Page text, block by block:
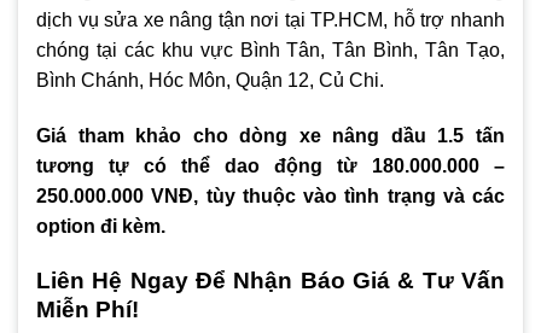
dịch vụ sửa xe nâng tận nơi tại TP.HCM, hỗ trợ nhanh
chóng tại các khu vực Bình Tân, Tân Bình, Tân Tạo,
Bình Chánh, Hóc Môn, Quận 12, Củ Chi.
Giá tham khảo cho dòng xe nâng dầu 1.5 tấn
tương tự có thể dao động từ 180.000.000 –
250.000.000 VNĐ, tùy thuộc vào tình trạng và các
option đi kèm.
Liên Hệ Ngay Để Nhận Báo Giá & Tư Vấn
Miễn Phí!